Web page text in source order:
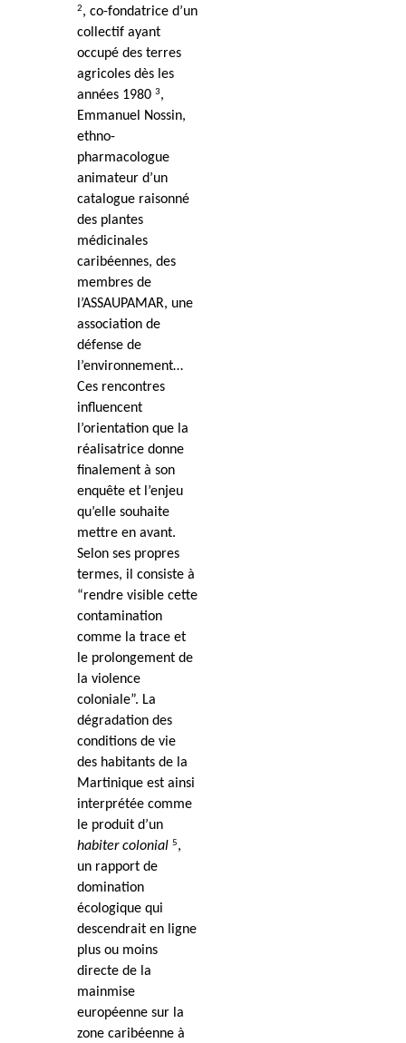
2, co-fondatrice d’un
collectif ayant
occupé des terres
agricoles dès les
années 1980 3,
Emmanuel Nossin,
ethno-
pharmacologue
animateur d’un
catalogue raisonné
des plantes
médicinales
caribéennes, des
membres de
l’ASSAUPAMAR, une
association de
défense de
l’environnement…
Ces rencontres
influencent
l’orientation que la
réalisatrice donne
finalement à son
enquête et l’enjeu
qu’elle souhaite
mettre en avant.
Selon ses propres
termes, il consiste à
“rendre visible cette
contamination
comme la trace et
le prolongement de
la violence
coloniale”. La
dégradation des
conditions de vie
des habitants de la
Martinique est ainsi
interprétée comme
le produit d’un
habiter colonial 5,
un rapport de
domination
écologique qui
descendrait en ligne
plus ou moins
directe de la
mainmise
européenne sur la
zone caribéenne à